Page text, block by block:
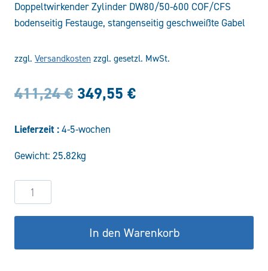
Doppeltwirkender Zylinder DW80/50-600 COF/CFS
bodenseitig Festauge, stangenseitig geschweißte Gabel
zzgl. Versandkosten zzgl. gesetzl. MwSt.
411,24€ Ursprünglicher
411,24 €
349,55 €Aktueller
Lieferzeit : 4-5-wochen
Gewicht: 25.82kg
Hydraulikzylinder
DW80/50-
600
Menge
In den Warenkorb